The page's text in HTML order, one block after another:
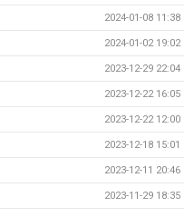
2024-01-08 11:38
2024-01-02 19:02
2023-12-29 22:04
2023-12-22 16:05
2023-12-22 12:00
2023-12-18 15:01
2023-12-11 20:46
2023-11-29 18:35